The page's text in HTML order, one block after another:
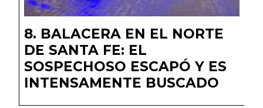
BALACERA EN EL NORTE
DE SANTA FE: EL
SOSPECHOSO ESCAPÓ Y ES
INTENSAMENTE BUSCADO